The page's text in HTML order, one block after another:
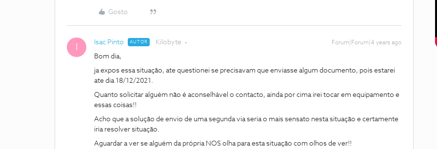
Gosto
Isac Pinto AUTOR Kilobyte Forum|Forum|4 years ago
Bom dia,
ja expos essa situação, ate questionei se precisavam que enviasse algum documento, pois estarei
ate dia 18/12/2021.
Quanto solicitar alguém não é aconselhável o contacto, ainda por cima irei tocar em equipamento e
essas coisas!!
Acho que a solução de envio de uma segunda via seria o mais sensato nesta situação e certamente
iria resolver situação.
Aguardar a ver se alguém da própria NOS olha para esta situação com olhos de ver!!